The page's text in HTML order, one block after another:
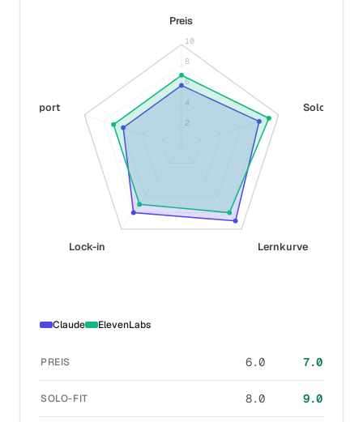
2
4
6
8
10
Preis
Solo-Fit
Lernkurve
Lock-in
Support
Claude ElevenLabs
PREIS 6.0 7.0
SOLO-FIT 8.0 9.0